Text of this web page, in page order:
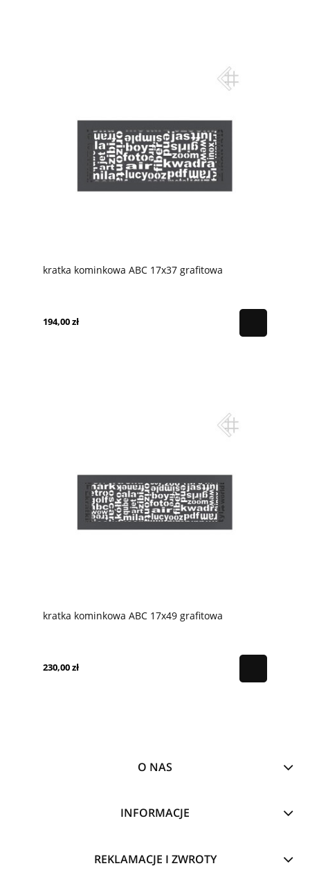
kratka kominkowa ABC 17x37 grafitowa
194,00 zł
kratka kominkowa ABC 17x49 grafitowa
230,00 zł
O NAS
INFORMACJE
REKLAMACJE I ZWROTY